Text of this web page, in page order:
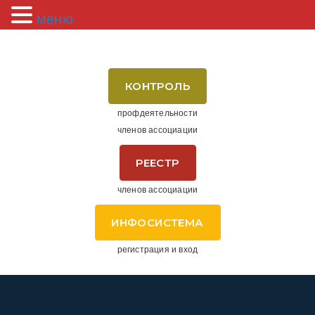
КОНТРОЛЬ
профдеятельности
членов ассоциации
РЕЕСТР
членов ассоциации
ИНФОСИСТЕМА
регистрация и вход
меню